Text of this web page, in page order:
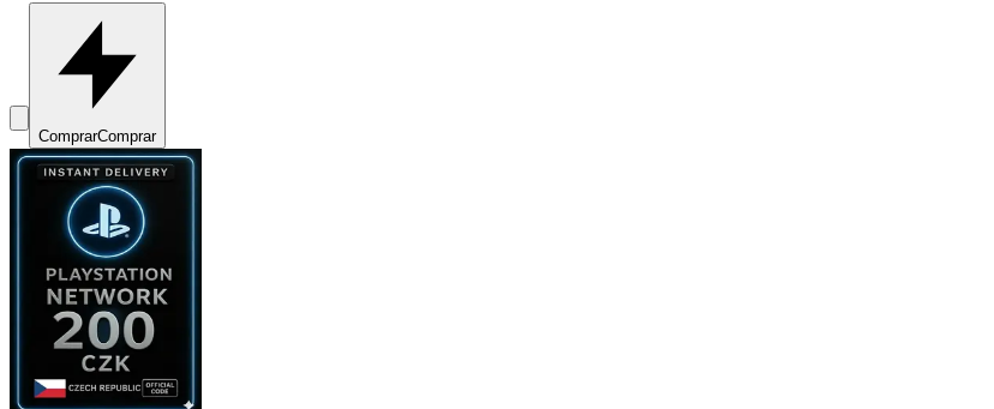
ComprarComprar